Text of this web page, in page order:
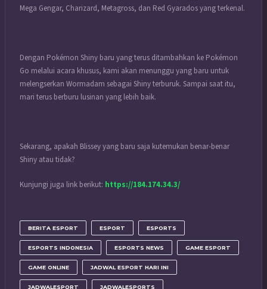
Mega Gengar, Charizard, Metagross, dan Red Gyarados yang terkenal.
Dengan Pokémon Shiny baru yang terus ditambahkan ke Pokémon
Go melalui acara khusus, kami akan menunggu yang baru untuk
melengserkan Wormadam sebagai Shiny terburuk. Sampai saat itu,
mari terus berburu lusinan yang lebih baik.
Sekarang, apakah Blissey yang baru saja kutemukan benar-benar
Shiny atau tidak?
Kunjungi juga link berikut: https://184.174.34.3/
BERITA ESPORT ESPORT ESPORTS
ESPORTS INDONESIA ESPORTS NEWS GAME ESPORT
GAME ONLINE JADWAL ESPORT HARI INI
JADWALESPORT JADWALESPORTS